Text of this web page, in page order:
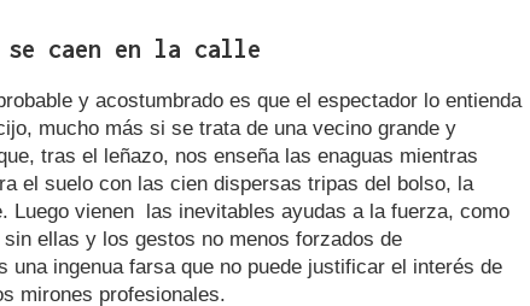
caen en la calle
y acostumbrado es que el espectador lo entienda
mucho más si se trata de una vecino grande y
tras el leñazo, nos enseña las enaguas mientras
el suelo con las cien dispersas tripas del bolso, la
Luego vienen las inevitables ayudas a la fuerza, como
ellas y los gestos no menos forzados de
una ingenua farsa que no puede justificar el interés de
mirones profesionales.